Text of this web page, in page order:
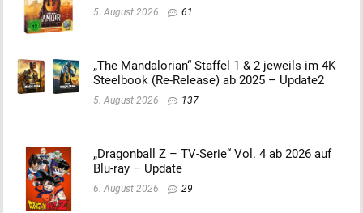
5. August 2026 61
„The Mandalorian“ Staffel 1 & 2 jeweils im 4K
Steelbook (Re-Release) ab 2025 – Update2
5. August 2026 137
„Dragonball Z – TV-Serie“ Vol. 4 ab 2026 auf
Blu-ray – Update
6. August 2026 29